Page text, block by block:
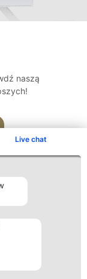
Live chat
naszą